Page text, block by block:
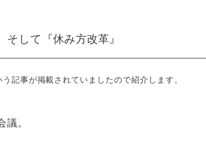
そして『休み方改革』
記事が掲載されていましたので紹介します。
。